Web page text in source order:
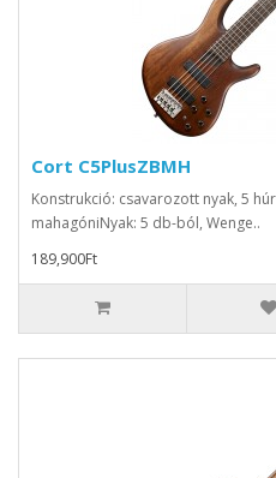
Cort C5PlusZBMH
Konstrukció: csavarozott nyak, 5
mahagóniNyak: 5 db-ból, Wenge..
189,900Ft